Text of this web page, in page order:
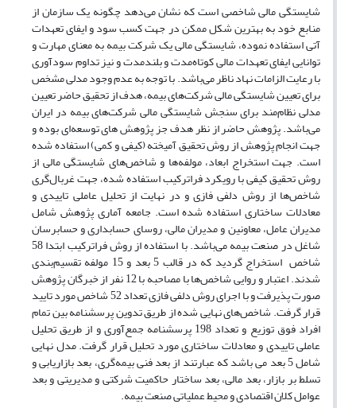
شایستگی مالی شاخصی است که نشان می‌دهد چگونه یک سازمان از
منابع خود به بهترین شکل ممکن در جهت کسب سود و ایفای تعهدات
آتی استفاده نموده، شایستگی مالی یک شرکت بیمه به معنای مهارت و
توانایی ایفای تعهدات مالی کوتاه‌مدت و بلندمدت و نیز تداوم سودآوری
با رعایت الزامات نهاد ناظر می‌باشد. با توجه به عدم وجود مدلی مشخص
برای تعیین شایستگی مالی شرکت‌های بیمه، هدف از تحقیق حاضر تعیین
مدلی نظام‌مند برای سنجش شایستگی مالی شرکت‌های بیمه در ایران
می‌باشد. پژوهش حاضر از نظر هدف جز پژوهش های توسعه‌ای بوده و
جهت انجام پژوهش از روش تحقیق آمیخته (کیفی و کمی) استفاده شده
است. جهت استخراج ابعاد، مولفه‌ها و ‌شاخص‌های شایستگی مالی از
روش تحقیق کیفی با رویکرد فراترکیب استفاده شده، جهت غربال‌گری
‌شاخص‌ها از روش دلفی فازی و در نهایت از تحلیل عاملی تاییدی و
ﻣﻌﺎدﻻت ﺳﺎﺧﺘﺎری استفاده شده است. جامعه آماری پژوهش شامل
مدیران عامل، معاونین و مدیران مالی، روسای حسابداری و حسابرسان
شاغل در صنعت بیمه می‌باشد. با استفاده از روش فراترکیب ابتدا 58
شاخص استخراج گردید که در قالب 5 بعد و 15 مولفه تقسیم‌بندی
شدند. اعتبار و روایی ‌شاخص‌ها با مصاحبه با 12 نفر از خبرگان پژوهش
صورت پذیرفت و با اجرای روش دلفی فازی تعداد 52 شاخص مورد تایید
قرار گرفت. شاخص‌های نهایی شده از طریق تدوین پرسشنامه بین تمام
افراد فوق توزیع و تعداد 198 پرسشنامه جمع‌آوری و از طریق تحلیل
عاملی تاییدی و معادلات ساختاری مورد تحلیل قرار گرفت. مدل نهایی
شامل 5 بعد می باشد که عبارتند از بعد فنی بیمه‌گری، بعد بازاریابی و
تسلط بر بازار، بعد مالی، بعد ساختار حاکمیت شرکتی و مدیریتی و بعد
عوامل کلان اقتصادی و محیط عملیاتی صنعت بیمه.